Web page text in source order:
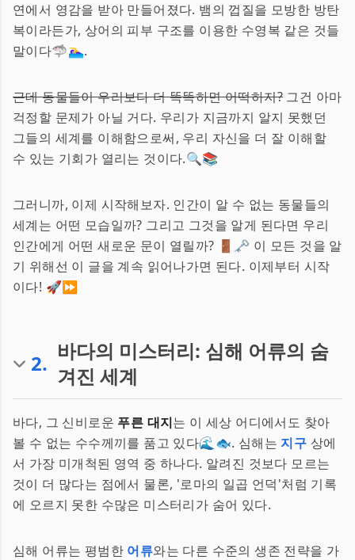
연에서 영감을 받아 만들어졌다. 뱀의 껍질을 모방한 방탄
복이라든가, 상어의 피부 구조를 이용한 수영복 같은 것들
말이다🦈🏊‍♀️.
근데 동물들이 우리보다 더 똑똑하면 어떡하지? 그건 아마
걱정할 문제가 아닐 거다. 우리가 지금까지 알지 못했던
그들의 세계를 이해함으로써, 우리 자신을 더 잘 이해할
수 있는 기회가 열리는 것이다.🔍📚
그러니까, 이제 시작해보자. 인간이 알 수 없는 동물들의
세계는 어떤 모습일까? 그리고 그것을 알게 된다면 우리
인간에게 어떤 새로운 문이 열릴까? 🚪🗝️ 이 모든 것을 알
기 위해선 이 글을 계속 읽어나가면 된다. 이제부터 시작
이다! 🚀⏩
2. 바다의 미스터리: 심해 어류의 숨
겨진 세계
바다, 그 신비로운 푸른 대지는 이 세상 어디에서도 찾아
볼 수 없는 수수께끼를 품고 있다🌊🐟. 심해는 지구 상에
서 가장 미개척된 영역 중 하나다. 알려진 것보다 모르는
것이 더 많다는 점에서 물론, '로마의 일곱 언덕'처럼 기록
에 오르지 못한 수많은 미스터리가 숨어 있다.
심해 어류는 평범한 어류와는 다른 수준의 생존 전략을 가